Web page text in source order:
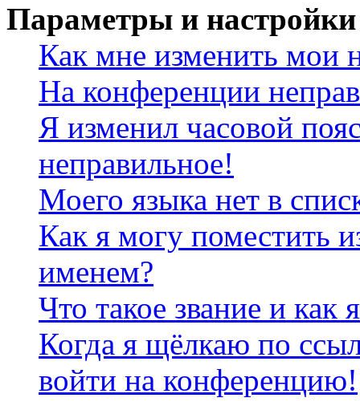
Параметры и настройки
Как мне изменить мои
На конференции
Я изменил часовой
неправильное!
Моего языка нет в
Как я могу поместить
именем?
Что такое звание и как
Когда я щёлкаю по
войти на конференцию!